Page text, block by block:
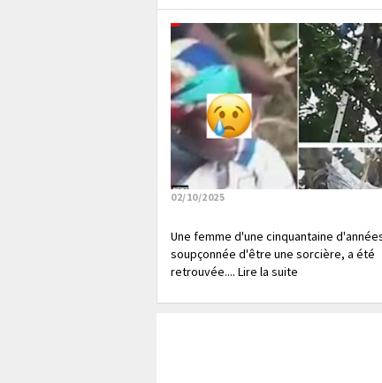
02/10/2025
Une femme d'une cinquantaine
soupçonnée d'être une sorcière, a été
retrouvée.... Lire la suite